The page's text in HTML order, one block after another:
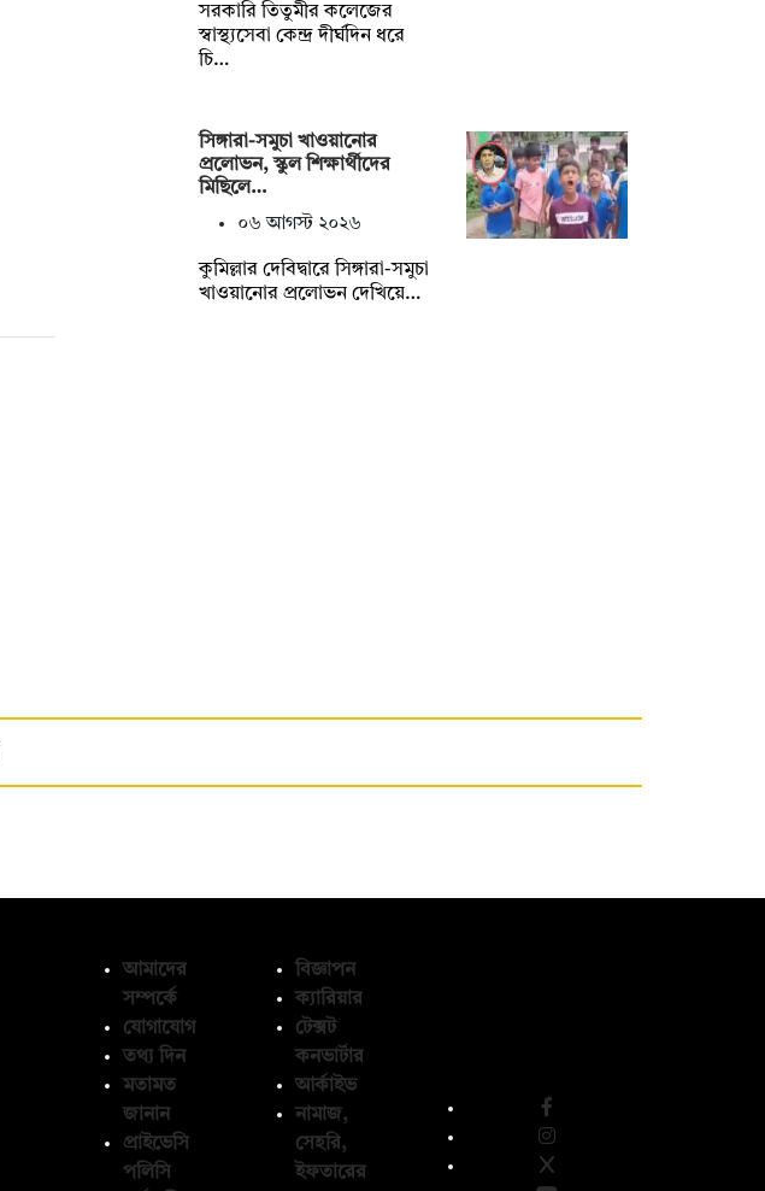
সরকারি তিতুমীর কলেজের
স্বাস্থ্যসেবা কেন্দ্র দীর্ঘদিন ধরে
চি…
সিঙ্গারা-সমুচা খাওয়ানোর
প্রলোভন, স্কুল শিক্ষার্থীদের
মিছিলে…
০৬ আগস্ট ২০২৬
কুমিল্লার দেবিদ্বারে সিঙ্গারা-সমুচা
খাওয়ানোর প্রলোভন দেখিয়ে…
আমাদের
সম্পর্কে
যোগাযোগ
তথ্য দিন
মতামত
জানান
প্রাইভেসি
পলিসি
বিজ্ঞাপন
ক্যারিয়ার
টেক্সট
কনভার্টার
আর্কাইভ
নামাজ,
সেহরি,
ইফতারের